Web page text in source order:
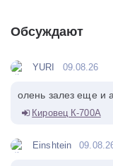
Обсуждают
YURI 09.08.26
олень залез еще и
Кировец К-700А
Einshtein